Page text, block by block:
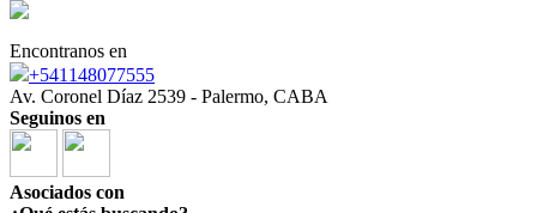
Encontranos en
+541148077555
Av. Coronel Díaz 2539 - Palermo, CABA
Seguinos en
Asociados con